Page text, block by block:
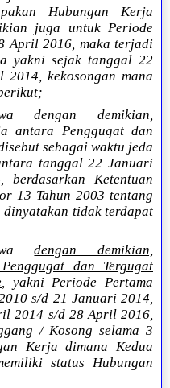
Hubungan Kerja
juga untuk Periode
April 2016, maka terjadi
yakni sejak tanggal 22
kekosongan mana
dengan demikian,
antara Penggugat dan
sebagai waktu jeda
tanggal 22 Januari
Ketentuan
13 Tahun 2003 tentang
tidak terdapat
dengan demikian,
dan Tergugat
, yakni Periode Pertama
s/d 21 Januari 2014,
2014 s/d 28 April 2016,
/ Kosong selama 3
Kerja dimana Kedua
status Hubungan